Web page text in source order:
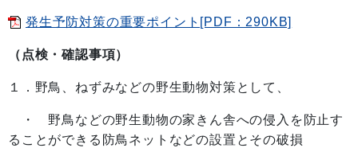
発生予防対策の重要ポイント[PDF：290KB]
（点検・確認事項）
１．野鳥、ねずみなどの野生動物対策として、
・ 野鳥などの野生動物の家きん舎への侵入を防止す
ることができる防鳥ネットなどの設置とその破損